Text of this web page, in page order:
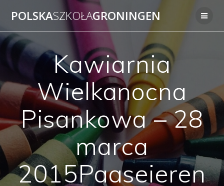
to
POLSKASZKOŁAGRONINGEN
Kawiarnia
Wielkanocna
Pisankowa – 28
marca
2015Paaseieren